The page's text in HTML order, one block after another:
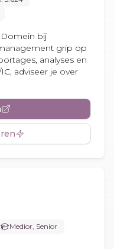
Domein bij
grip op
analyses en
adviseer je over
Medior, Senior